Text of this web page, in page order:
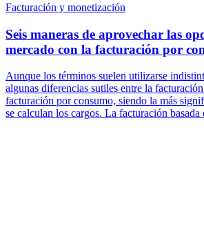
Facturación y monetización
Seis maneras de aprovechar las
mercado con la facturación por
Aunque los términos suelen utilizarse
algunas diferencias sutiles entre la
facturación por consumo, siendo la más
se calculan los cargos. La facturación basada